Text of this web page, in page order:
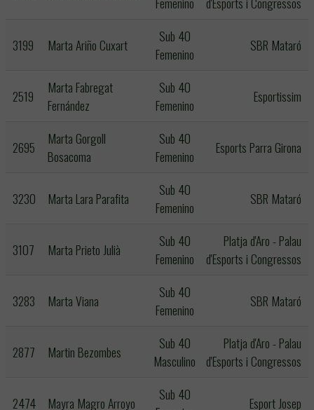
3199 Marta Ariño Cuxart
Sub 40
Femenino
SBR Mataró
2519
Marta Fabregat
Fernández
Sub 40
Femenino
Esportissim
2695
Marta Gorgoll
Bosacoma
Sub 40
Femenino
Esports Parra Girona
3230 Marta Lara Parafita
Sub 40
Femenino
SBR Mataró
3107 Marta Prieto Julià
Sub 40
Femenino
Platja d'Aro - Palau
d'Esports i Congressos
3283 Marta Viana
Sub 40
Femenino
SBR Mataró
2877 Martin Bezombes
Sub 40
Masculino
Platja d'Aro - Palau
d'Esports i Congressos
2474 Mayra Magro Arroyo
Sub 40
Esport Josep